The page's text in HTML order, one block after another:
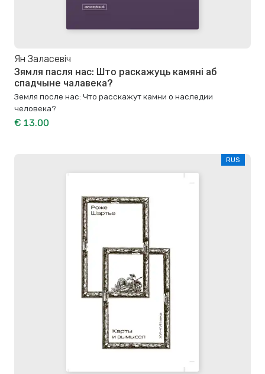
Ян Заласевiч
Зямля пасля нас: Што раскажуць камяні аб
спадчыне чалавека?
Земля после нас: Что расскажут камни о наследии
человека?
€ 13.00
RUS